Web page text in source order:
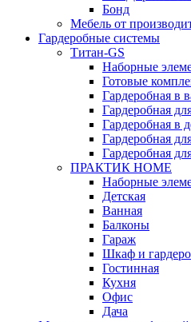
Бонд
Мебель от
Гардеробные системы
Титан-GS
Наборные
Готовые
Гардеробная в
Гардеробная
Гардеробная в
Гардеробная
Гардеробная
ПРАКТИК HOME
Наборные
Детская
Ванная
Балконы
Гараж
Шкаф и
Гостинная
Кухня
Офис
Дача